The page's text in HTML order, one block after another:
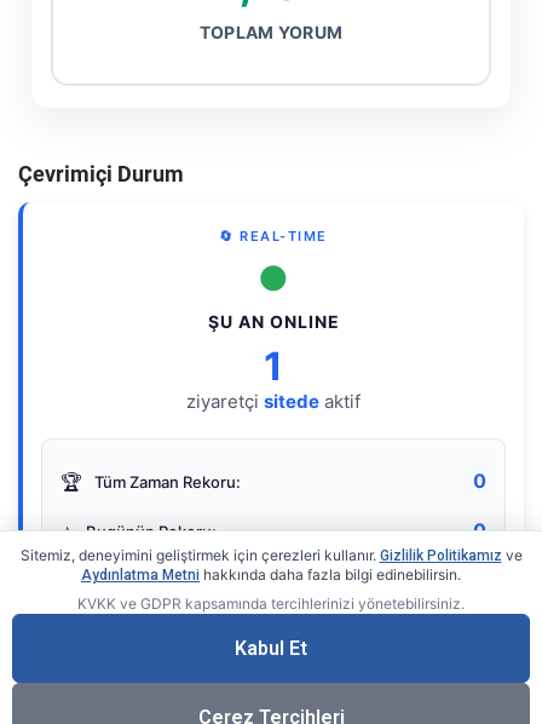
TOPLAM YORUM
Çevrimiçi Durum
🔄 REAL-TIME
●
ŞU AN ONLINE
1
ziyaretçi sitede aktif
🏆 Tüm Zaman Rekoru: 0
⭐ Bugünün Rekoru: 0
Gerçek zamanlı sayaç
Sitemiz, deneyimini geliştirmek için çerezleri kullanır. Gizlilik Politikamız ve
Aydınlatma Metni hakkında daha fazla bilgi edinebilirsin.
KVKK ve GDPR kapsamında tercihlerinizi yönetebilirsiniz.
Kabul Et
Çerez Tercihleri